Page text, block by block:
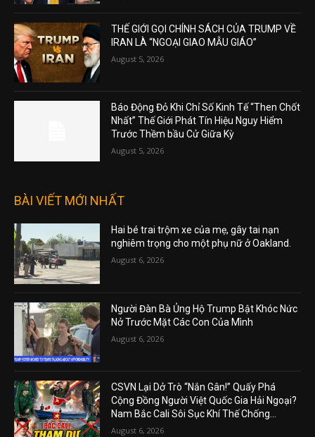
THẾ GIỚI GỌI CHÍNH SÁCH CỦA TRUMP VỀ
IRAN LÀ “NGOẠI GIAO MẪU GIÁO”
August 5, 2026
Báo Động Đỏ Khi Chỉ Số Kinh Tế “Then Chốt
Nhất” Thế Giới Phát Tín Hiệu Nguy Hiểm
Trước Thềm bầu Cử Giữa Kỳ
August 5, 2026
BÀI VIẾT MỚI NHẤT
Hai bé trai trộm xe của mẹ, gây tai nạn
nghiêm trọng cho một phụ nữ ở Oakland.
August 6, 2026
Người Đàn Bà Ủng Hộ Trump Bật Khóc Nức
Nở Trước Mặt Các Con Của Mình
August 6, 2026
CSVN Lại Dở Trò “Nắn Gân!” Quấy Phá
Cộng Đồng Người Việt Quốc Gia Hải Ngoại?
Nam Bắc Cali Sôi Sục Khí Thế Chống...
August 6, 2026